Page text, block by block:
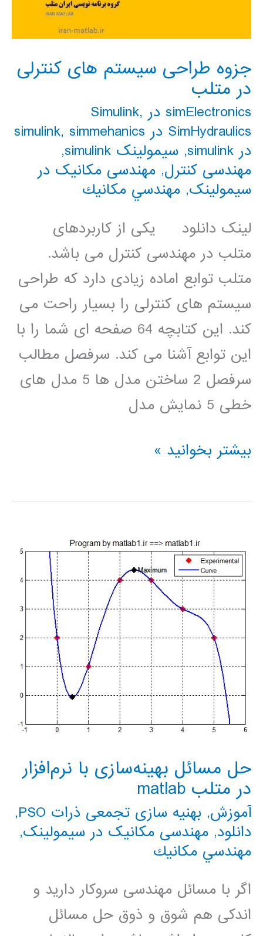
جزوه طراحی سیستم های کنترلی
در متلب
simElectronics در Simulink
,
SimHydraulics در simulink
, simmehanics
در simulink
, سیمولینک simulink
,
مهندسی کنترل, مهندسی مکانیک در
سیمولینک, مهندسي مكانيك
لینک دانلود یکی از کاربردهای
متلب در مهندسی کنترل می باشد.
متلب توابع اماده زیادی دارد که طراحی
سیستم های کنترلی را بسیار راحت می
کند. این کتابچه 64 صفحه ای شما را با
این توابع آشنا می کند. سرفصل مطالب
سرفصل 2 ساختن مدل ها 5 مدل های
خطی 5 نمایش مدل
جزوه
سیستم
کنترلی
در
بیشتر بخوانید »
حل مسائل بهینه‌سازی با نرم‌افزار
در متلب matlab
آموزش, بهنیه سازی تجمعی ذرات PSO
,
دانلود, مهندسی مکانیک در سیمولینک,
مهندسي مكانيك
اگر با مسائل مهندسی سروکار دارید و
اندکی هم شوق و ذوق حل مسائل